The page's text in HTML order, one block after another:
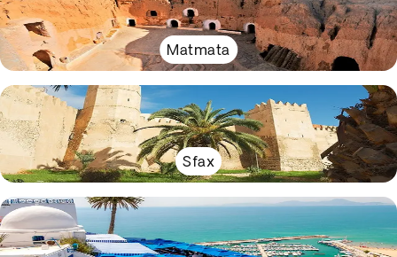
Matmata
Sfax